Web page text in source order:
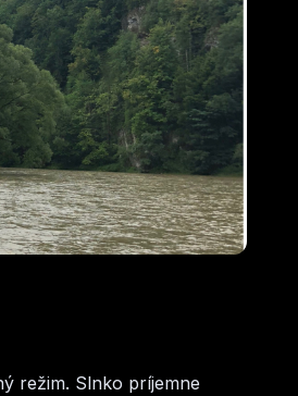
režim. Slnko príjemne